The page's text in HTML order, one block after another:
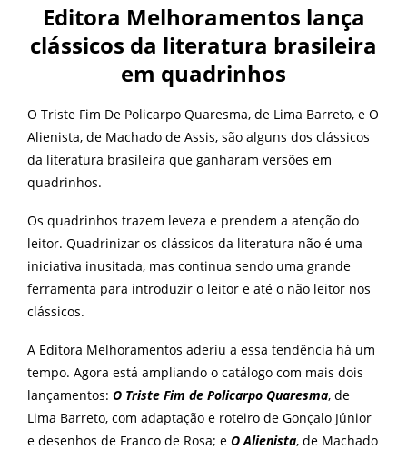
Editora Melhoramentos lança
clássicos da literatura brasileira
em quadrinhos
O Triste Fim De Policarpo Quaresma, de Lima Barreto, e O
Alienista, de Machado de Assis, são alguns dos clássicos
da literatura brasileira que ganharam versões em
quadrinhos.
Os quadrinhos trazem leveza e prendem a atenção do
leitor. Quadrinizar os clássicos da literatura não é uma
iniciativa inusitada, mas continua sendo uma grande
ferramenta para introduzir o leitor e até o não leitor nos
clássicos.
A Editora Melhoramentos aderiu a essa tendência há um
tempo. Agora está ampliando o catálogo com mais dois
lançamentos: O Triste Fim de Policarpo Quaresma, de
Lima Barreto, com adaptação e roteiro de Gonçalo Júnior
e desenhos de Franco de Rosa; e O Alienista, de Machado